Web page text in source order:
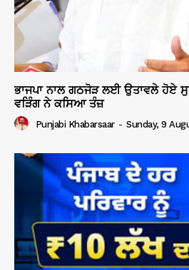
ਭਾਜਪਾ ਨਾਲ ਗਠਜੋੜ ਲਈ ਉਤਾਵਲੇ ਹੋਏ
ਵੜਿੰਗ ਨੇ ਕਸਿਆ ਤੰਜ਼
Punjabi Khabarsaar - Sunday, 9